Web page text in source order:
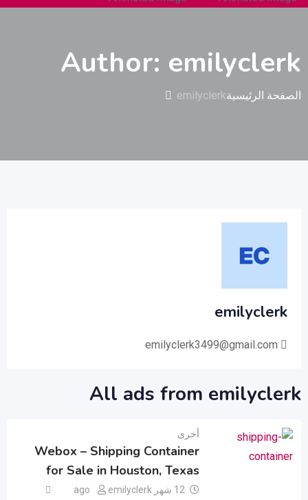
Author: emilyclerk
الصفحة الرئيسيةemilyclerk
emilyclerk
emilyclerk3499@gmail.com
All ads from emilyclerk
أخرى
Webox – Shipping Container
for Sale in Houston, Texas
12 شهر ago
emilyclerk